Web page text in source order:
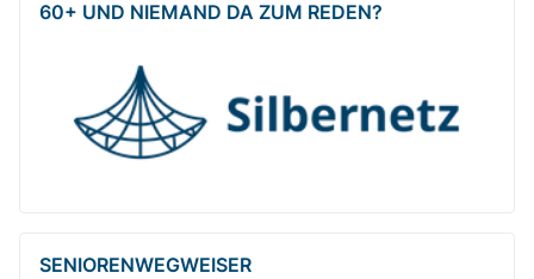
60+ UND NIEMAND DA ZUM REDEN?
SENIOREN­WEG­WEISER